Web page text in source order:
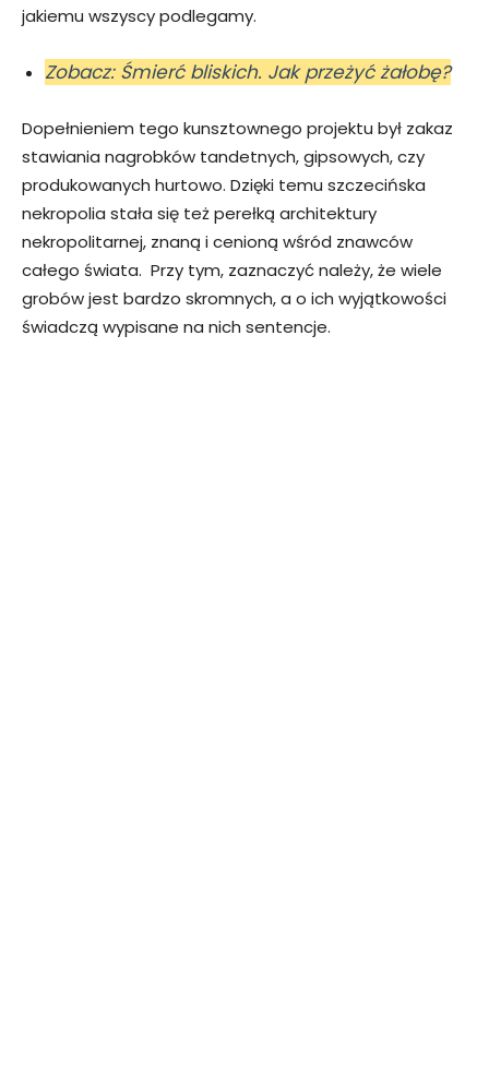
jakiemu wszyscy podlegamy.
Zobacz: Śmierć bliskich. Jak przeżyć żałobę?
Dopełnieniem tego kunsztownego projektu był zakaz
stawiania nagrobków tandetnych, gipsowych, czy
produkowanych hurtowo. Dzięki temu szczecińska
nekropolia stała się też perełką architektury
nekropolitarnej, znaną i cenioną wśród znawców
całego świata. Przy tym, zaznaczyć należy, że wiele
grobów jest bardzo skromnych, a o ich wyjątkowości
świadczą wypisane na nich sentencje.